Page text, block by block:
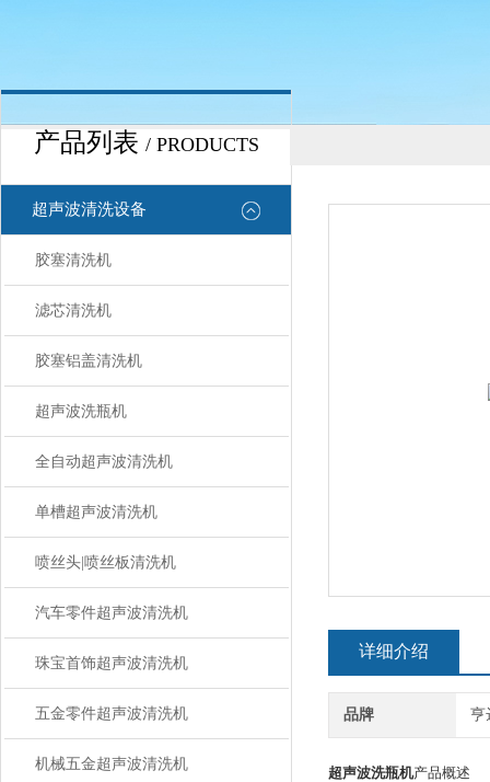
产品列表 / PRODUCTS
超声波清洗设备
胶塞清洗机
滤芯清洗机
胶塞铝盖清洗机
超声波洗瓶机
全自动超声波清洗机
单槽超声波清洗机
喷丝头|喷丝板清洗机
汽车零件超声波清洗机
珠宝首饰超声波清洗机
五金零件超声波清洗机
机械五金超声波清洗机
详细介绍
品牌 亨
超声波洗瓶机产品概述